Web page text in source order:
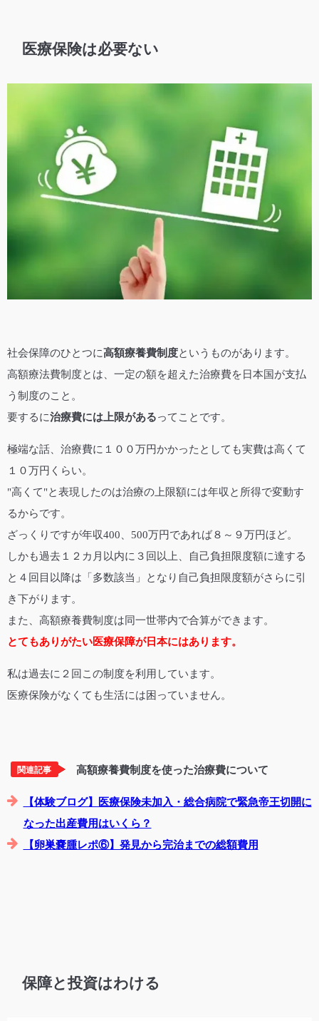
医療保険は必要ない
社会保障のひとつに高額療養費制度というものがあります。
高額療法費制度とは、一定の額を超えた治療費を日本国が支払
う制度のこと。
要するに治療費には上限があるってことです。
極端な話、治療費に１００万円かかったとしても実費は高くて
１０万円くらい。
"高くて"と表現したのは治療の上限額には年収と所得で変動す
るからです。
ざっくりですが年収400、500万円であれば８～９万円ほど。
しかも過去１２カ月以内に３回以上、自己負担限度額に達する
と４回目以降は「多数該当」となり自己負担限度額がさらに引
き下がります。
また、高額療養費制度は同一世帯内で合算ができます。
とてもありがたい医療保障が日本にはあります。
私は過去に２回この制度を利用しています。
医療保険がなくても生活には困っていません。
関連記事 高額療養費制度を使った治療費について
【体験ブログ】医療保険未加入・総合病院で緊急帝王切開に
なった出産費用はいくら？
【卵巣嚢腫レポ⑥】発見から完治までの総額費用
保障と投資はわける